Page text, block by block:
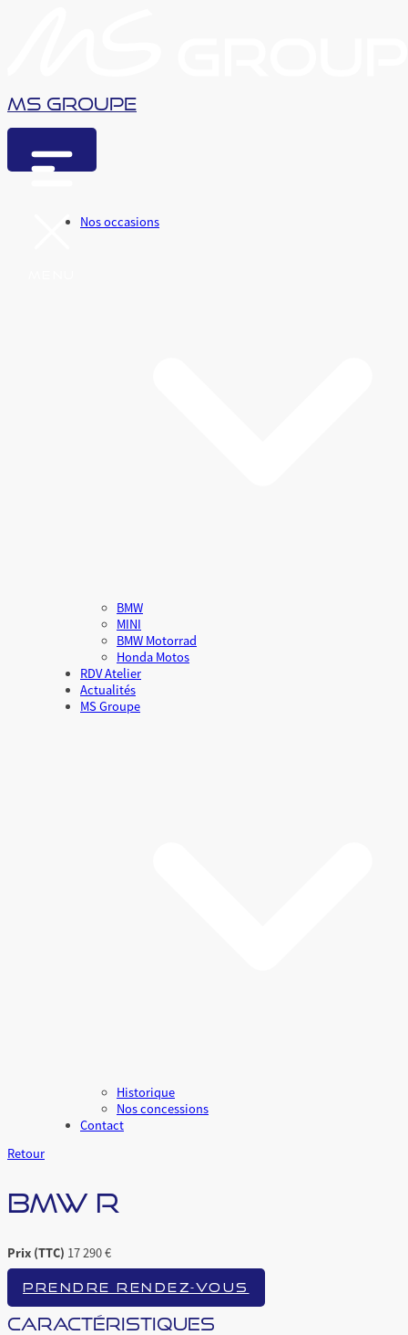
MS Groupe
Nos occasions
BMW
MINI
BMW Motorrad
Honda Motos
RDV Atelier
Actualités
MS Groupe
Historique
Nos concessions
Contact
Retour
BMW R
Prix (TTC) 17 290 €
PRENDRE RENDEZ-VOUS
CARACTÉRISTIQUES